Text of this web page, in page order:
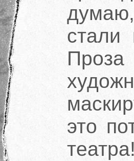
стали
это